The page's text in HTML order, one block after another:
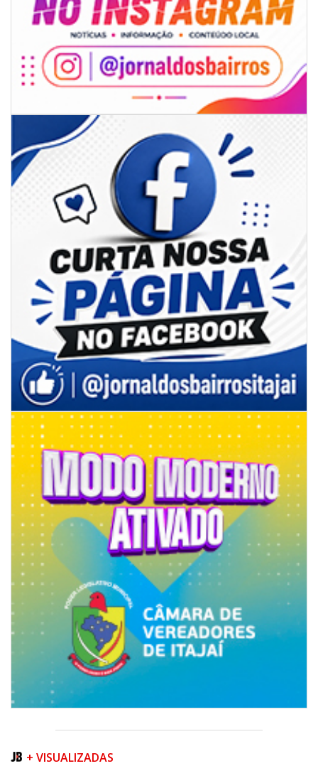
08/08/2026 | 07:00
8º Capoezade promove semana de oficinas gratuitas e atividades
culturais em Itajaí
GERAL
08/08/2026 | 07:00
Univali e Câmara de Vereadores de Itajaí reúnem especialistas para
discutir políticas públicas e inovação
BALNEÁRIO CAMBORIÚ
+ VISUALIZADAS